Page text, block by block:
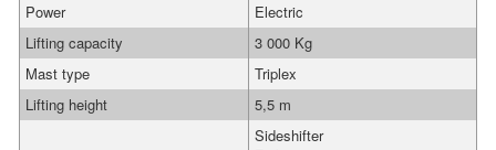
Power
Electric
Lifting capacity
3 000 Kg
Mast type
Triplex
Lifting height
5,5 m
Sideshifter